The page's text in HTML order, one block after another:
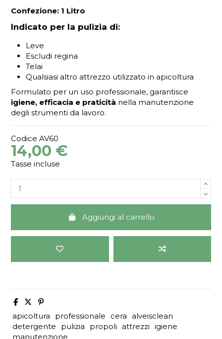
Confezione: 1 Litro
Indicato per la pulizia di:
Leve
Escludi regina
Telai
Qualsiasi altro attrezzo utilizzato in apicoltura
Formulato per un uso professionale, garantisce
igiene, efficacia e praticità nella manutenzione
degli strumenti da lavoro.
Codice AV60
14,00 €
Tasse incluse
Aggiungi al carrello
apicoltura professionale cera
alveisclean
detergente
pulizia propoli attrezzi
igiene
manutenzione